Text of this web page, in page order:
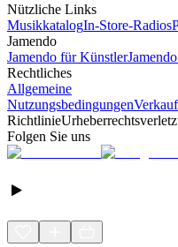
Nützliche Links
MusikkatalogIn-Store-Radios
Jamendo
Jamendo für Künstler
Rechtliches
Allgemeine
Nutzungsbedingungen
Richtlinie
Folgen Sie uns